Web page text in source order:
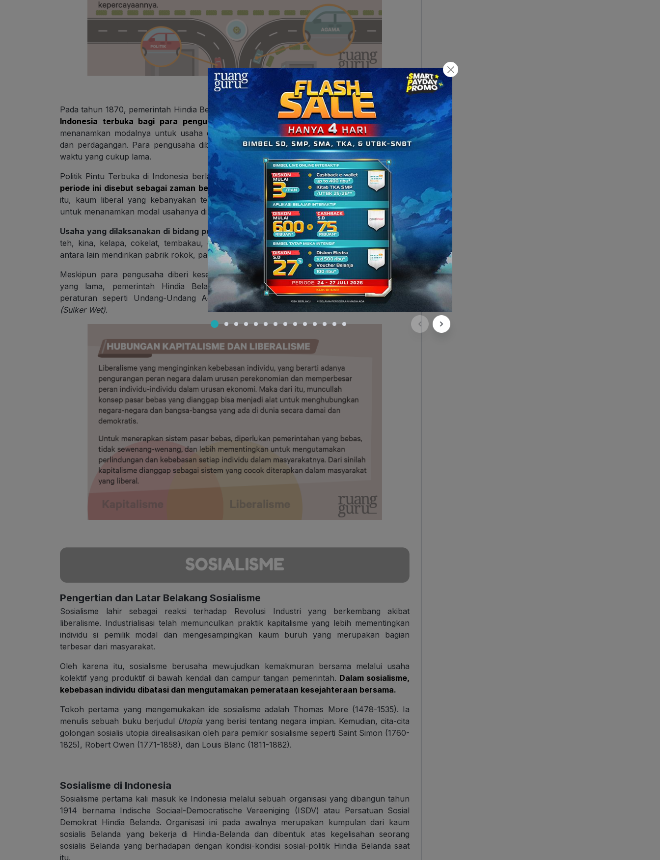
Pada tahun 1870, pemerintah Hindia Belanda mulai menjalankanpolitik Pintu Terbuka, yaitu
Indonesia terbuka bagi para pengusaha swasta (kapitalis)atau pemilik modal dapat
menanamkan modalnya untuk usaha di bidang perkebunan, pertambangan, perindustrian,
dan perdagangan. Para pengusaha diberi kesempatan untuk menyewa tanah dalam kurun
waktu yang cukup lama.
Politik Pintu Terbuka di Indonesia berlangsung antara tahun 1870 hingga tahun 1900 dan
periode ini disebut sebagai zaman berpaham kebebasan (liberalisme).Pada kurun waktu
itu, kaum liberal yang kebanyakan terdiri atas pengusaha swasta, mendapat kesempatan
untuk menanamkan modal usahanya di Indonesia secara besar-besaran.
Usaha yang dilaksanakan di bidang perkebunan antara lainmengusahakan tanaman kopi,
teh, kina, kelapa, cokelat, tembakau, dan kelapa sawit.Adapun usaha di bidang industri
antara lain mendirikan pabrik rokok, pabrik gula, pabrik cokelat, pabrik teh, dan pabrik karet.
Meskipun para pengusaha diberi kesempatan untuk menyewa tanah dalam kurun waktu
yang lama, pemerintah Hindia Belanda tetap membatasinya dengan memberlakukan
peraturan seperti Undang-Undang Agraria
(Agrarische Wet)dan Undang-Undang Gula
(Suiker Wet).
Pengertian dan Latar Belakang Sosialisme
Sosialisme lahir sebagai reaksi terhadap Revolusi Industri yang berkembang akibat
liberalisme. Industrialisasi telah memunculkan praktik kapitalisme yang lebih mementingkan
individu si pemilik modal dan mengesampingkan kaum buruh yang merupakan bagian
terbesar dari masyarakat.
Oleh karena itu, sosialisme berusaha mewujudkan kemakmuran bersama melalui usaha
kolektif yang produktif di bawah kendali dan campur tangan pemerintah. Dalam sosialisme,
kebebasan individu dibatasi dan mengutamakan pemerataan kesejahteraan bersama.
Tokoh pertama yang mengemukakan ide sosialisme adalah Thomas More (1478-1535). Ia
menulis sebuah buku berjudul Utopia yang berisi tentang negara impian. Kemudian, cita-cita
golongan sosialis utopia direalisasikan oleh para pemikir sosialisme seperti Saint Simon (1760-
1825), Robert Owen (1771-1858), dan Louis Blanc (1811-1882).
Sosialisme di Indonesia
Sosialisme pertama kali masuk ke Indonesia melalui sebuah organisasi yang dibangun tahun
1914 bernama Indische Sociaal-Democratische Vereeniging (ISDV) atau Persatuan Sosial
Demokrat Hindia Belanda. Organisasi ini pada awalnya merupakan kumpulan dari kaum
sosialis Belanda yang bekerja di Hindia-Belanda dan dibentuk atas kegelisahan seorang
sosialis Belanda yang berhadapan dengan kondisi-kondisi sosial-politik Hindia Belanda saat
itu.